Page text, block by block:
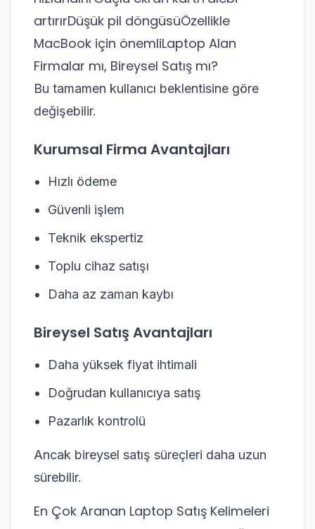
artırırDüşük pil döngüsüÖzellikle
MacBook için önemliLaptop Alan
Firmalar mı, Bireysel Satış mı?
Bu tamamen kullanıcı beklentisine göre
değişebilir.
Kurumsal Firma Avantajları
Hızlı ödeme
Güvenli işlem
Teknik ekspertiz
Toplu cihaz satışı
Daha az zaman kaybı
Bireysel Satış Avantajları
Daha yüksek fiyat ihtimali
Doğrudan kullanıcıya satış
Pazarlık kontrolü
Ancak bireysel satış süreçleri daha uzun
sürebilir.
En Çok Aranan Laptop Satış Kelimeleri